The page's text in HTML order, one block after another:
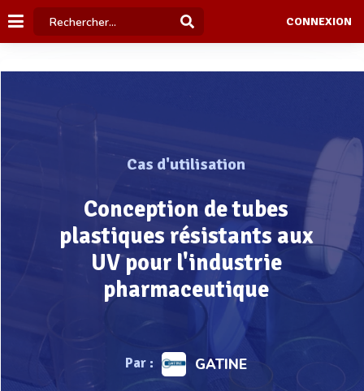
CONNEXION
Cas d'utilisation
Conception de tubes
plastiques résistants aux
UV pour l'industrie
pharmaceutique
Par : GATINE